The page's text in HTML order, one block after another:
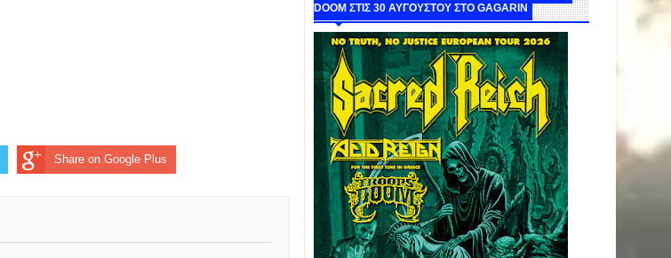
Share on Google Plus
DOOM ΣΤΙΣ 30 ΑΥΓΟΥΣΤΟΥ ΣΤΟ GAGARIN